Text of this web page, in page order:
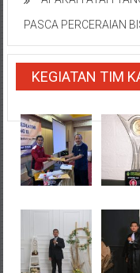
PASCA PERCERAIAN
KEGIATAN TIM